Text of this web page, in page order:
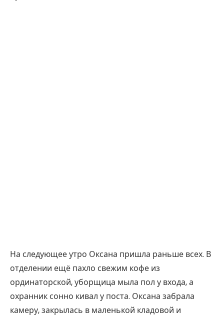
На следующее утро Оксана пришла раньше всех. В
отделении ещё пахло свежим кофе из
ординаторской, уборщица мыла пол у входа, а
охранник сонно кивал у поста. Оксана забрала
камеру, закрылась в маленькой кладовой и